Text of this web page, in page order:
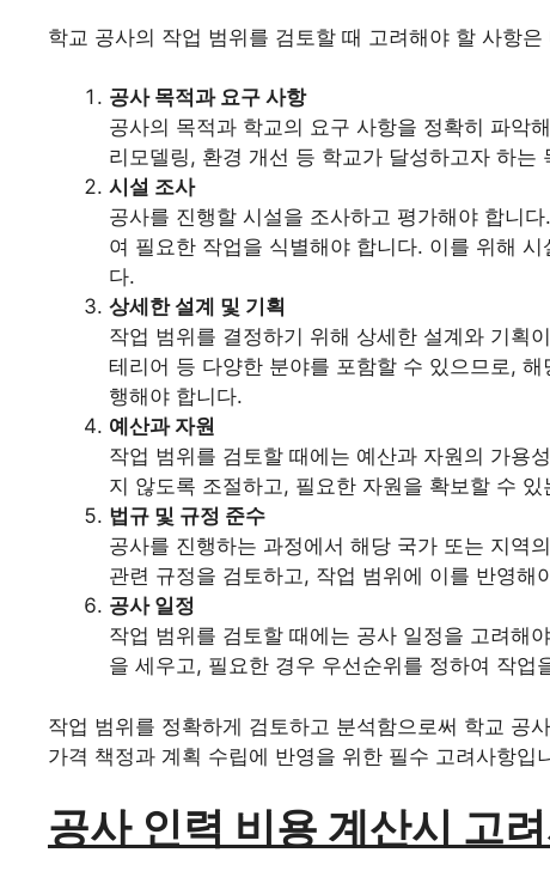
학교 공사의 작업 범위를 검토할 때 고려해야 할 사항은
공사 목적과 요구 사항
공사의 목적과 학교의 요구 사항을 정확히 파악
리모델링, 환경 개선 등 학교가 달성하고자 하
시설 조사
공사를 진행할 시설을 조사하고 평가해야 합니
여 필요한 작업을 식별해야 합니다. 이를 위해
다.
상세한 설계 및 기획
작업 범위를 결정하기 위해 상세한 설계와 기획
테리어 등 다양한 분야를 포함할 수 있으므로,
행해야 합니다.
예산과 자원
작업 범위를 검토할 때에는 예산과 자원의 가용
지 않도록 조절하고, 필요한 자원을 확보할 수
법규 및 규정 준수
공사를 진행하는 과정에서 해당 국가 또는 지역
관련 규정을 검토하고, 작업 범위에 이를 반영해
공사 일정
작업 범위를 검토할 때에는 공사 일정을 고려해
을 세우고, 필요한 경우 우선순위를 정하여 작업
작업 범위를 정확하게 검토하고 분석함으로써 학교 공
가격 책정과 계획 수립에 반영을 위한 필수 고려사항입
공사 인력 비용 계산시 고